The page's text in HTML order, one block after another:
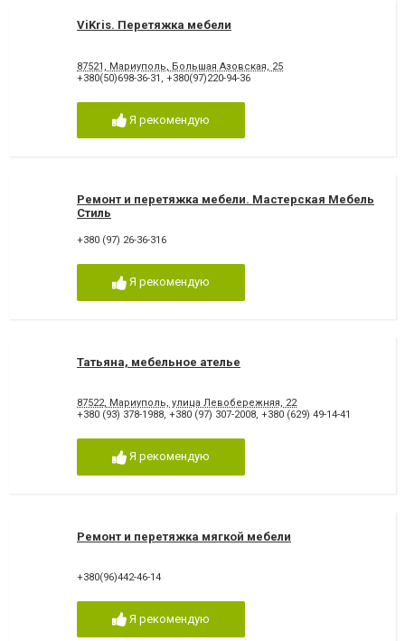
ViKris. Перетяжка мебели
87521, Мариуполь, Большая Азовская, 25
+380(50)698-36-31
+380(97)220-94-36
Я рекомендую
Ремонт и перетяжка мебели. Мастерская Мебель
Стиль
+380 (97) 26-36-316
Я рекомендую
Татьяна, мебельное ателье
87522, Мариуполь, улица Левобережняя, 22
+380 (93) 378-1988, +380 (97) 307-2008, +380 (629) 49-14-41
Я рекомендую
Ремонт и перетяжка мягкой мебели
+380(96)442-46-14
Я рекомендую